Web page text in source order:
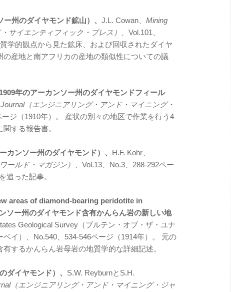
州のダイヤモンド鉱山）、 J.L. Cowan、 Mining
サイエンティフィック・プレス）
、Vol.101、
学的観点から見た鉱床、および回収されたダイヤ
産地と南アフリカの産地の類似性についての議
年のアーカンソー州のダイヤモンドフィール
（エンジニアリング・アンド・マイニング・
ージ（1910年）。 産状の別々の地区で作業を行う4
する報告書。
ンソー州のダイヤモンド）、 H.F. Kohr、
ールド・マガジン）
、Vol.13、No.3、288-292ペー
追った記事。
areas of diamond-bearing peridotite in
ソー州のダイヤモンド含有かんらん岩の新しい地
Geological Survey（ブルテン・オブ・ザ・ユナ
イ）、No.540、534-546ページ（1914年）。 元の
するかんらん岩母岩の地質学的な詳細記述。
ダイヤモンド）、 S.W. ReyburnとS.H.
（エンジニアリング・アンド・マイニング・ジャ